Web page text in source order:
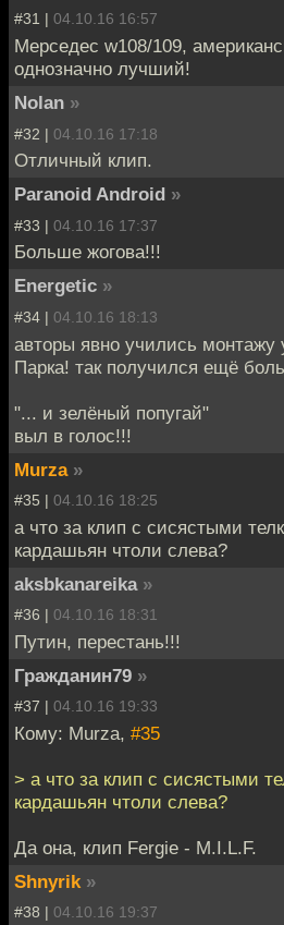
#31 | 04.10.16 16:57
Мерседес w108/109,
однозначно лучший!
Nolan »
#32 | 04.10.16 17:18
Отличный клип.
Paranoid Android »
#33 | 04.10.16 17:37
Больше жогова!!!
Energetic »
#34 | 04.10.16 18:13
авторы явно учились монтажу
Парка! так получился ещё
"... и зелёный попугай"
выл в голос!!!
Murza »
#35 | 04.10.16 18:25
а что за клип с сисястыми
кардашьян чтоли слева?
aksbkanareika »
#36 | 04.10.16 18:31
Путин, перестань!!!
Гражданин79 »
#37 | 04.10.16 19:33
Кому: Murza, #35
> а что за клип с сисястыми
кардашьян чтоли слева?
Да она, клип Fergie - M.I.L.F.
Shnyrik »
#38 | 04.10.16 19:37